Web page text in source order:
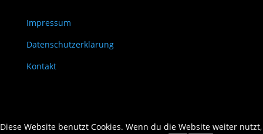
Impressum
Datenschutzerklärung
Kontakt
Diese Website benutzt Cookies. Wenn du die Website weiter nutzt,